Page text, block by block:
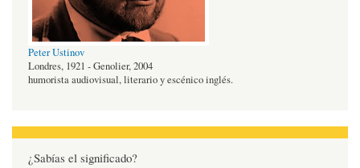
Peter Ustinov
Londres, 1921 - Genolier, 2004
humorista audiovisual, literario y escénico inglés.
¿Sabías el significado?